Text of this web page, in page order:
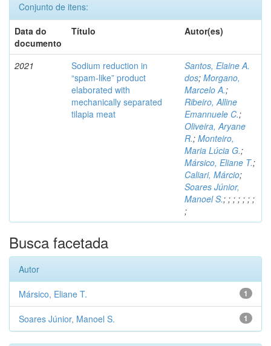
Conjunto de itens:
Data do
documento
Título Autor(es)
2021
Sodium reduction in
“spam-like” product
elaborated with
mechanically separated
tilapia meat
Santos, Elaine A.
dos; Morgano,
Marcelo A.;
Ribeiro, Alline
Emannuele C.;
Oliveira, Aryane
R.; Monteiro,
Maria Lúcia G.;
Mársico, Eliane T.;
Caliari, Márcio;
Soares Júnior,
Manoel S.; ; ; ; ; ; ;
;
Busca facetada
Autor
1
Mársico, Eliane T.
1
Soares Júnior, Manoel S.